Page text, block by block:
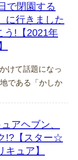
で閉園する
に行きました
う!【2021年
けて話題になっ
である「かしか
アヘブン、
!?【スター☆
キュア】